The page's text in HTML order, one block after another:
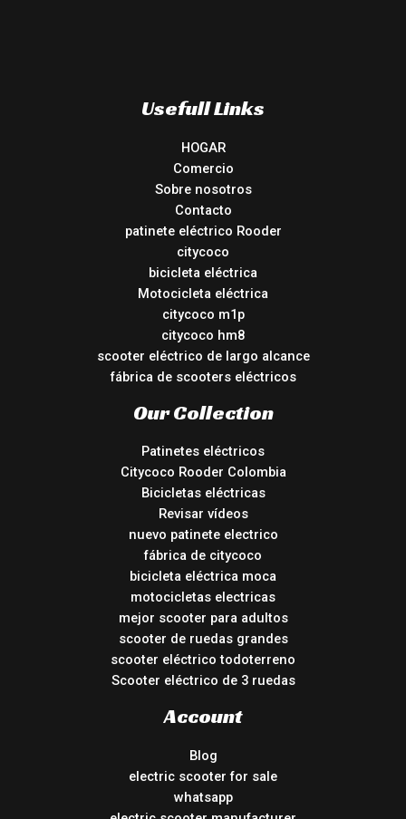
Usefull Links
HOGAR
Comercio
Sobre nosotros
Contacto
patinete eléctrico Rooder
citycoco
bicicleta eléctrica
Motocicleta eléctrica
citycoco m1p
citycoco hm8
scooter eléctrico de largo alcance
fábrica de scooters eléctricos
Our Collection
Patinetes eléctricos
Citycoco Rooder Colombia
Bicicletas eléctricas
Revisar vídeos
nuevo patinete electrico
fábrica de citycoco
bicicleta eléctrica moca
motocicletas electricas
mejor scooter para adultos
scooter de ruedas grandes
scooter eléctrico todoterreno
Scooter eléctrico de 3 ruedas
Account
Blog
electric scooter for sale
whatsapp